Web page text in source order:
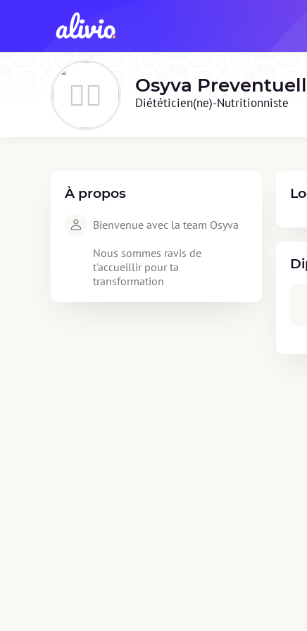
Osyva
Diététicien(ne)-Nutritionniste
À propos
Bienvenue avec la team Osyva
Nous sommes ravis de
t'accueillir pour ta
transformation